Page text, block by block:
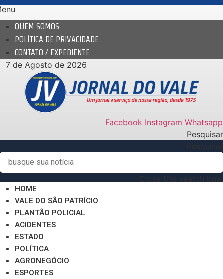
Ir
para
conteúdo
QUEM SOMOS
POLÍTICA DE PRIVACIDADE
CONTATO / EXPEDIENTE
7 de Agosto de 2026
Facebook Instagram Whatsapp
Pesquisar
Pesquisar
Close this search box.
HOME
VALE DO SÃO PATRÍCIO
PLANTÃO POLICIAL
ACIDENTES
ESTADO
POLÍTICA
AGRONEGÓCIO
ESPORTES